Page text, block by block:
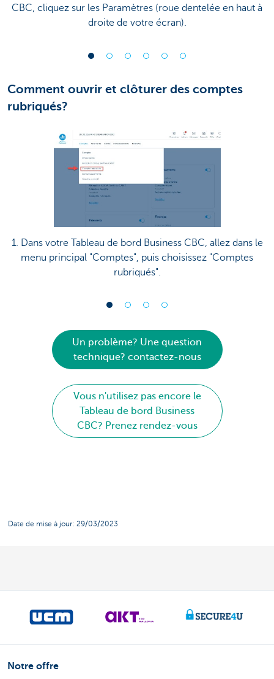
CBC, cliquez sur les Paramètres (roue dentelée en haut à
droite de votre écran).
Comment ouvrir et clôturer des comptes
rubriqués?
1. Dans votre Tableau de bord Business CBC, allez dans le
menu principal "Comptes", puis choisissez "Comptes
rubriqués".
Un problème? Une question
technique? contactez-nous
Vous n'utilisez pas encore le
Tableau de bord Business
CBC? Prenez rendez-vous
Date de mise à jour: 29/03/2023
Notre offre